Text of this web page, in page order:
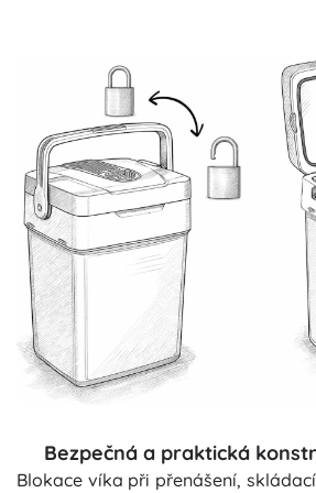
Bezpečná a praktická
Blokace víka při přenášení,